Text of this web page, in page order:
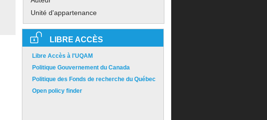
Unité d'appartenance
LIBRE ACCÈS
Libre Accès à l'UQAM
Politique Gouvernement du Canada
Politique des Fonds de recherche du Québec
Open policy finder